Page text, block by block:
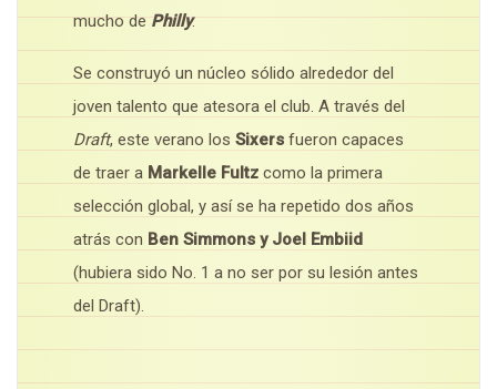
mucho de Philly.
Se construyó un núcleo sólido alrededor del
joven talento que atesora el club. A través del
Draft, este verano los Sixers fueron capaces
de traer a Markelle Fultz como la primera
selección global, y así se ha repetido dos años
atrás con Ben Simmons y Joel Embiid
(hubiera sido No. 1 a no ser por su lesión antes
del Draft).